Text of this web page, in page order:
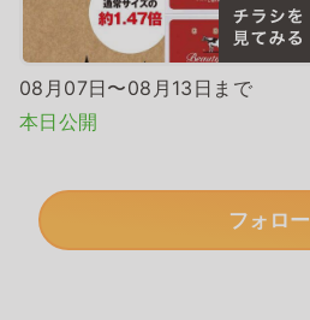
08月07日〜08月13日まで
本日公開
フォロー